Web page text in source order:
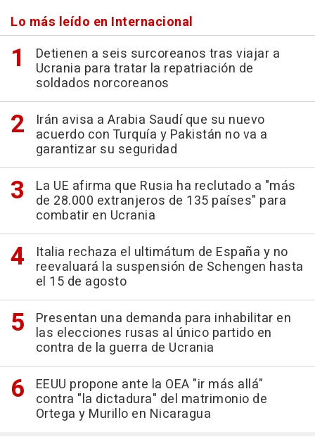
Lo más leído en Internacional
Detienen a seis surcoreanos tras viajar a
Ucrania para tratar la repatriación de
soldados norcoreanos
Irán avisa a Arabia Saudí que su nuevo
acuerdo con Turquía y Pakistán no va a
garantizar su seguridad
La UE afirma que Rusia ha reclutado a "más
de 28.000 extranjeros de 135 países" para
combatir en Ucrania
Italia rechaza el ultimátum de España y no
reevaluará la suspensión de Schengen hasta
el 15 de agosto
Presentan una demanda para inhabilitar en
las elecciones rusas al único partido en
contra de la guerra de Ucrania
EEUU propone ante la OEA "ir más allá"
contra "la dictadura" del matrimonio de
Ortega y Murillo en Nicaragua